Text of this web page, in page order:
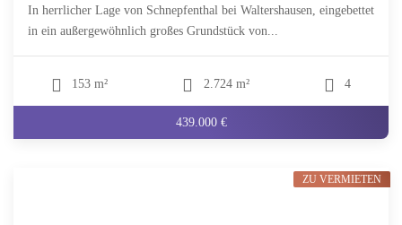
In herrlicher Lage von Schnepfenthal bei Waltershausen, eingebettet
in ein außergewöhnlich großes Grundstück von...
153 m² 2.724 m² 4
439.000 €
ZU VERMIETEN